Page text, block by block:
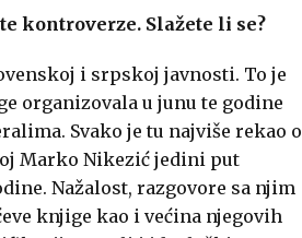
kontroverze. Slažete li se?
i srpskoj javnosti. To je
organizovala u junu te godine
Svako je tu najviše rekao o
Marko Nikezić jedini put
Nažalost, razgovore sa njim
knjige kao i većina njegovih